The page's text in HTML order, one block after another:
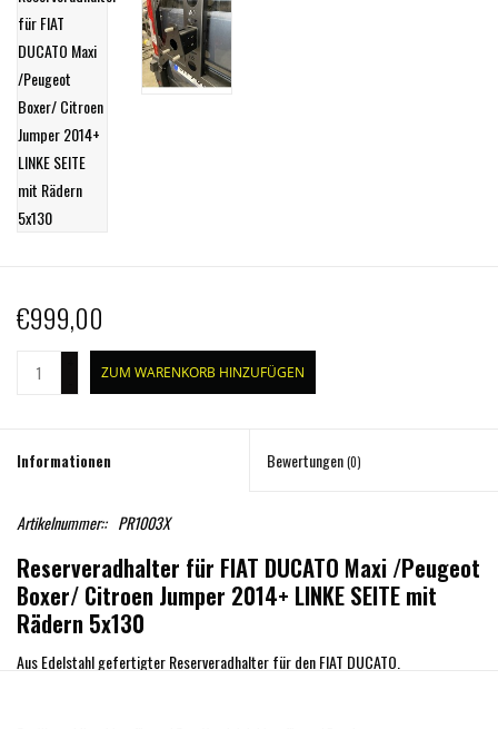
€999,00
ZUM WARENKORB HINZUFÜGEN
Informationen Bewertungen(0)
Artikelnummer:: PR1003X
Reserveradhalter für FIAT DUCATO Maxi /Peugeot
Boxer/ Citroen Jumper 2014+ LINKE SEITE mit
Rädern 5x130
Aus Edelstahl gefertigter Reserveradhalter für den FIAT DUCATO.